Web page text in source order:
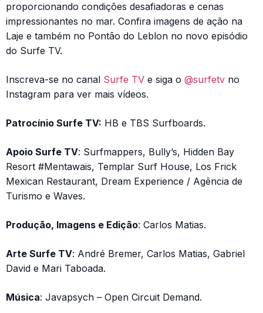
proporcionando condições desafiadoras e cenas
impressionantes no mar. Confira imagens de ação na
Laje e também no Pontão do Leblon no novo episódio
do Surfe TV.
Inscreva-se no canal Surfe TV e siga o @surfetv no
Instagram para ver mais vídeos.
Patrocínio Surfe TV: HB e TBS Surfboards.
Apoio Surfe TV: Surfmappers, Bully’s, Hidden Bay
Resort #Mentawais, Templar Surf House, Los Frick
Mexican Restaurant, Dream Experience / Agência de
Turismo e Waves.
Produção, Imagens e Edição: Carlos Matias.
Arte Surfe TV: André Bremer, Carlos Matias, Gabriel
David e Mari Taboada.
Música: Javapsych – Open Circuit Demand.